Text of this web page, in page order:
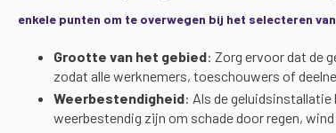
enkele punten om te overwegen bij het selecteren
Grootte van het gebied: Zorg ervoor dat de
zodat alle werknemers, toeschouwers of
Weerbestendigheid: Als de
weerbestendig zijn om schade door regen,